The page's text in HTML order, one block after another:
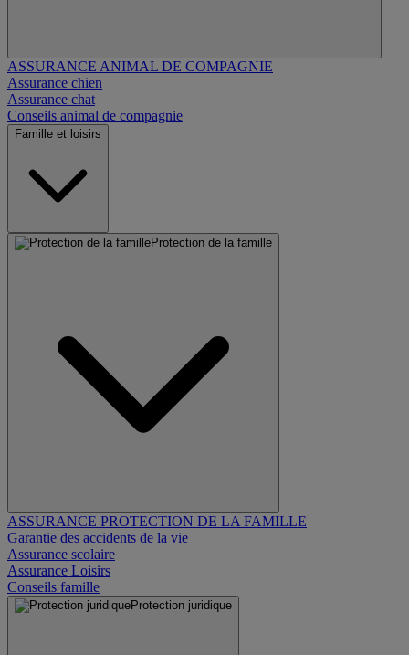
ASSURANCE ANIMAL DE COMPAGNIE
Assurance chien
Assurance chat
Conseils animal de compagnie
Famille et loisirs
Protection de la famille
ASSURANCE PROTECTION DE LA FAMILLE
Garantie des accidents de la vie
Assurance scolaire
Assurance Loisirs
Conseils famille
Protection juridique